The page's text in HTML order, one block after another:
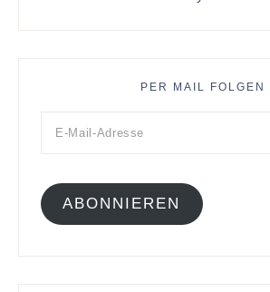
PER MAIL FOLGEN
ABONNIEREN